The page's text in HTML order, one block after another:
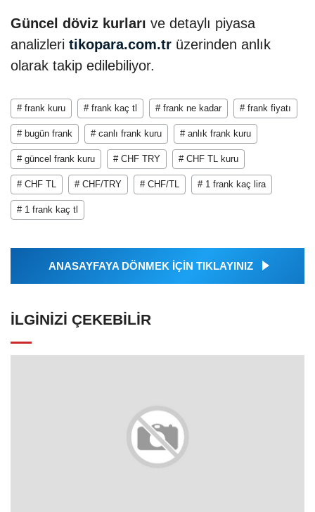
Güncel döviz kurları ve detaylı piyasa
analizleri tikopara.com.tr üzerinden anlık
olarak takip edilebiliyor.
# frank kuru # frank kaç tl # frank ne kadar # frank fiyatı
# bugün frank # canlı frank kuru # anlık frank kuru
# güncel frank kuru # CHF TRY # CHF TL kuru
# CHF TL # CHF/TRY # CHF/TL # 1 frank kaç lira
# 1 frank kaç tl
ANASAYFAYA DÖNMEK İÇİN TIKLAYINIZ
İLGINIZI ÇEKEBILIR